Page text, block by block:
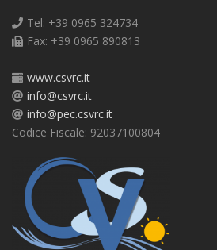
Tel: +39 0965 324734
Fax: +39 0965 890813
www.csvrc.it
info@csvrc.it
info@pec.csvrc.it
Codice Fiscale: 92037100804